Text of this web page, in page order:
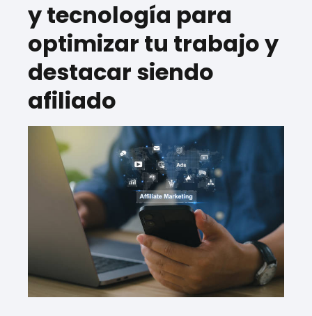
y tecnología para
optimizar tu trabajo y
destacar siendo
afiliado